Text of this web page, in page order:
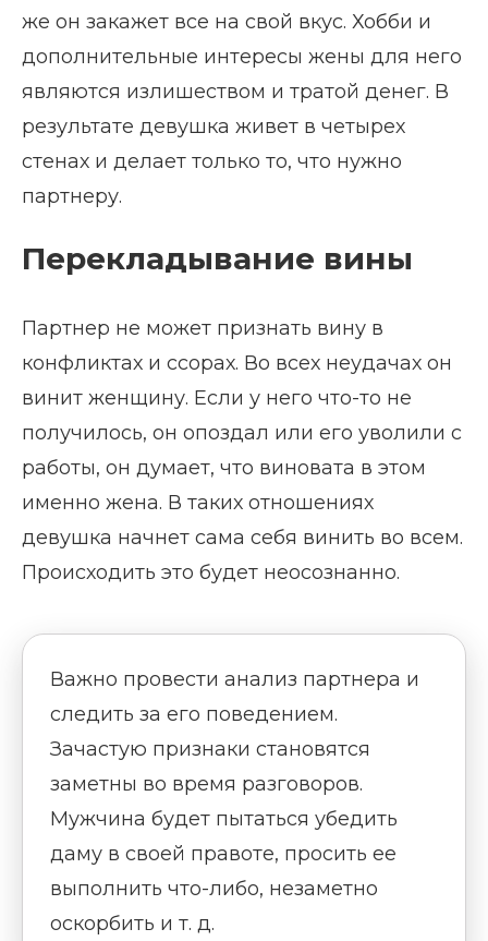
же он закажет все на свой вкус. Хобби и
дополнительные интересы жены для него
являются излишеством и тратой денег. В
результате девушка живет в четырех
стенах и делает только то, что нужно
партнеру.
Перекладывание вины
Партнер не может признать вину в
конфликтах и ссорах. Во всех неудачах он
винит женщину. Если у него что-то не
получилось, он опоздал или его уволили с
работы, он думает, что виновата в этом
именно жена. В таких отношениях
девушка начнет сама себя винить во всем.
Происходить это будет неосознанно.
Важно провести анализ партнера и
следить за его поведением.
Зачастую признаки становятся
заметны во время разговоров.
Мужчина будет пытаться убедить
даму в своей правоте, просить ее
выполнить что-либо, незаметно
оскорбить и т. д.